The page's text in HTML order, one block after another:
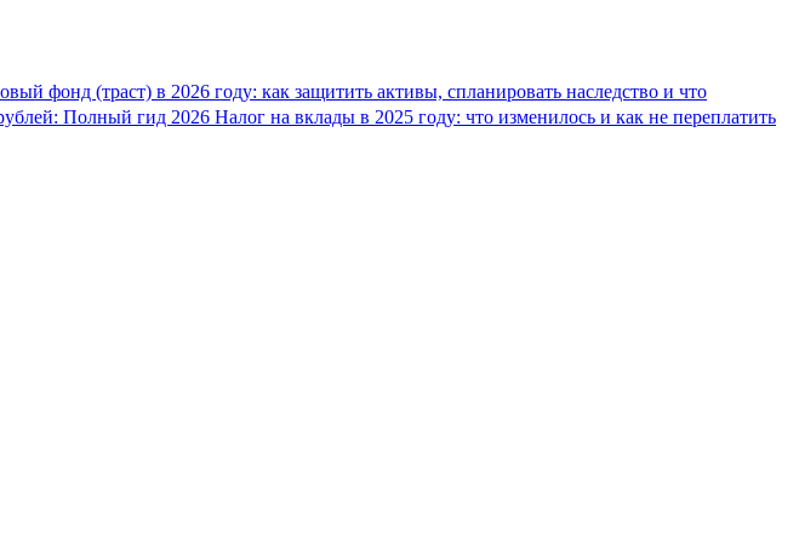
фонд (траст) в 2026 году: как защитить активы, спланировать наследство и что
Полный гид 2026 Налог на вклады в 2025 году: что изменилось и как не переплатить